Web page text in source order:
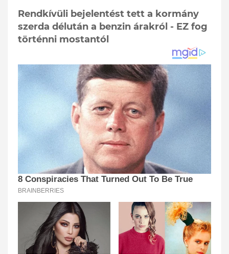
Rendkívüli bejelentést tett a kormány
szerda délután a benzin árakról - EZ fog
történni mostantól